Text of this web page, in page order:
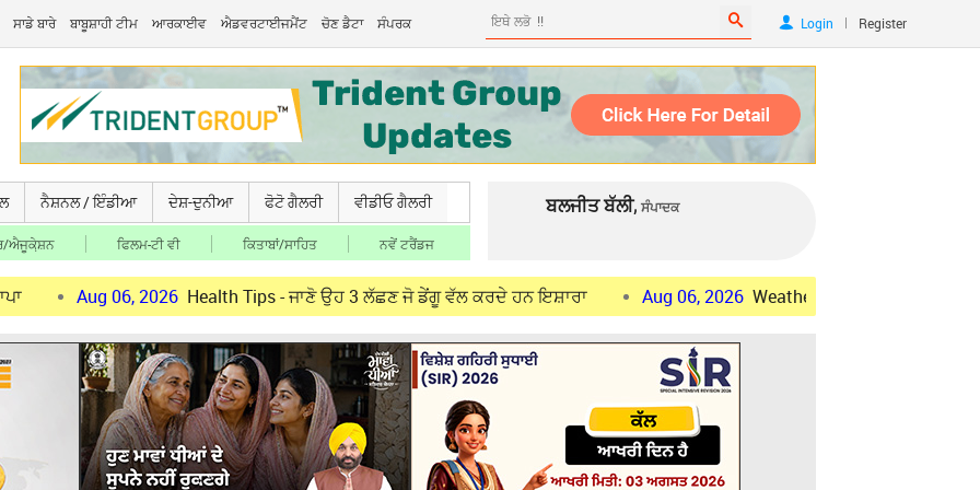
ਸਾਡੇ ਬਾਰੇ ਬਾਬੂਸ਼ਾਹੀ ਟੀਮ ਆਰਕਾਈਵ ਐਡਵਰਟਾਈਜਮੈਂਟ ਚੋਣ ਡੈਟਾ ਸੰਪਰਕ Login | Register
ਨੈਸ਼ਨਲ / ਇੰਡੀਆ ਦੇਸ਼-ਦੁਨੀਆ ਫੋਟੋ ਗੈਲਰੀ ਵੀਡੀਓ ਗੈਲਰੀ
ਐਜੂਕੇ਼ਸ਼ਨ ਫਿਲਮ-ਟੀ ਵੀ ਕਿਤਾਬਾਂ/ਸਾਹਿਤ ਨਵੇਂ ਟਰੈਂਡਜ
ਬਲਜੀਤ ਬੱਲੀ, ਸੰਪਾਦਕ
06, 2026 Health Tips - ਜਾਣੋ ਉਹ 3 ਲੱਛਣ ਜੋ ਡੇਂਗੂ ਵੱਲ ਕਰਦੇ ਹਨ ਇਸ਼ਾਰਾ Aug 06, 2026 Weather Update : ਪੰਜਾਬ ਦੇ 7 ਜ਼ਿਲ੍ਹਿਆਂ ਵਿਚ